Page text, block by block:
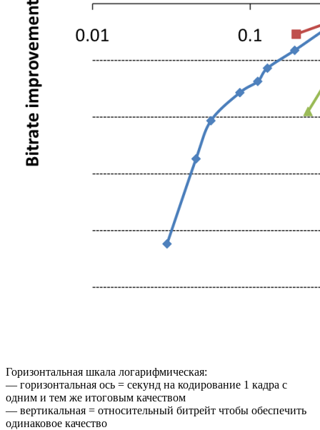
Горизонтальная шкала логарифмическая:
— горизонтальная ось = секунд на кодирование 1 кадра с
одним и тем же итоговым качеством
— вертикальная = относительный битрейт чтобы обеспечить
одинаковое качество